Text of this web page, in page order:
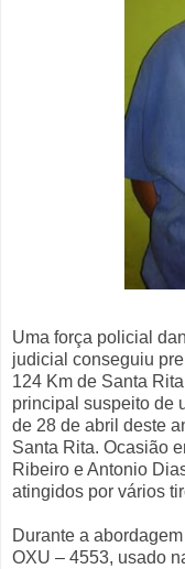
Uma força policial
judicial conseguiu
124 Km de Santa
principal suspeito de
de 28 de abril deste
Santa Rita. Ocasião
Ribeiro e Antonio
atingidos por vários
Durante a
OXU – 4553, usado